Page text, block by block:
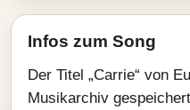
Infos zum Song
Der Titel „Carrie“ von
Musikarchiv